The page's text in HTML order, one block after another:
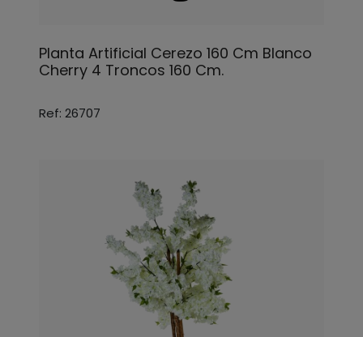
Planta Artificial Cerezo 160 Cm Blanco
Cherry 4 Troncos 160 Cm.
Ref: 26707